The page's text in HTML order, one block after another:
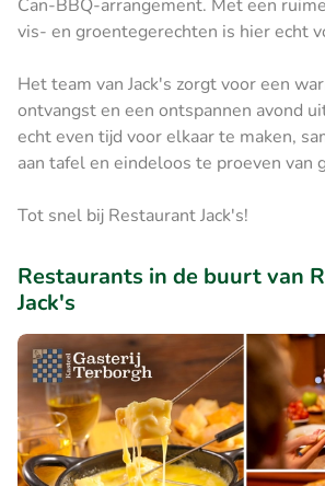
Can-BBQ-arrangement. Met een
vis- en groentegerechten is hier echt
Het team van Jack's zorgt voor een
ontvangst en een ontspannen avond
echt even tijd voor elkaar te maken,
aan tafel en eindeloos te proeven van
Tot snel bij Restaurant Jack's!
Restaurants in de buurt van
Jack's